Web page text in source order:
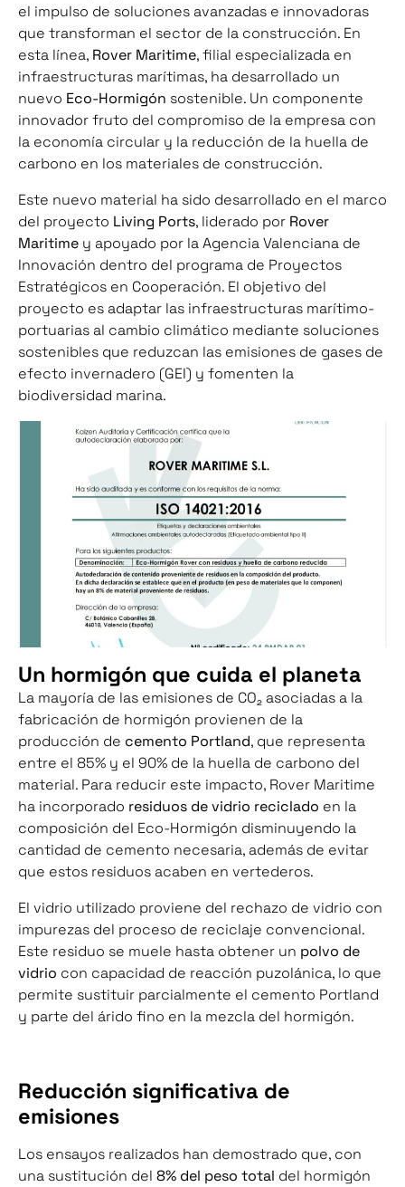
el impulso de soluciones avanzadas e innovadoras
que transforman el sector de la construcción. En
esta línea, Rover Maritime, filial especializada en
infraestructuras marítimas, ha desarrollado un
nuevo Eco-Hormigón sostenible. Un componente
innovador fruto del compromiso de la empresa con
la economía circular y la reducción de la huella de
carbono en los materiales de construcción.
Este nuevo material ha sido desarrollado en el marco
del proyecto Living Ports, liderado por Rover
Maritime y apoyado por la Agencia Valenciana de
Innovación dentro del programa de Proyectos
Estratégicos en Cooperación. El objetivo del
proyecto es adaptar las infraestructuras marítimo-
portuarias al cambio climático mediante soluciones
sostenibles que reduzcan las emisiones de gases de
efecto invernadero (GEI) y fomenten la
biodiversidad marina.
Un hormigón que cuida el planeta
La mayoría de las emisiones de CO₂ asociadas a la
fabricación de hormigón provienen de la
producción de cemento Portland, que representa
entre el 85% y el 90% de la huella de carbono del
material. Para reducir este impacto, Rover Maritime
ha incorporado residuos de vidrio reciclado en la
composición del Eco-Hormigón disminuyendo la
cantidad de cemento necesaria, además de evitar
que estos residuos acaben en vertederos.
El vidrio utilizado proviene del rechazo de vidrio con
impurezas del proceso de reciclaje convencional.
Este residuo se muele hasta obtener un polvo de
vidrio con capacidad de reacción puzolánica, lo que
permite sustituir parcialmente el cemento Portland
y parte del árido fino en la mezcla del hormigón.
Reducción significativa de
emisiones
Los ensayos realizados han demostrado que, con
una sustitución del 8% del peso total del hormigón